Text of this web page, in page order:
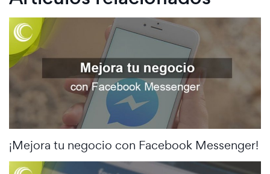
¡Mejora tu negocio con Facebook Messenger!